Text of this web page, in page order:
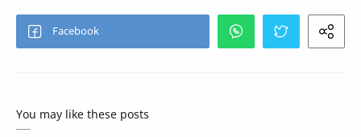
You may like these posts